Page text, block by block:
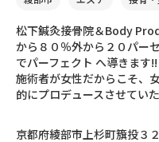
松下鍼灸接骨院＆Body
から８０％外から２０パー
でパーフェクト へ導きます!!
施術者が女性だからこそ、
的にプロデュースさせていた
京都府綾部市上杉町籏投３２